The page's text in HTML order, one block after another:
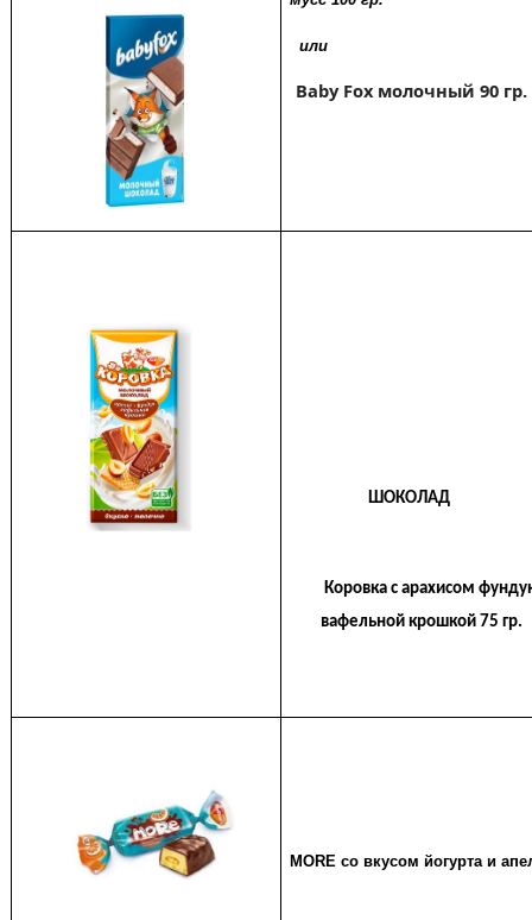
или
Baby Fox молочный 90 гр.
ШОКОЛАД
Коровка с арахисом
вафельной крошкой 75 гр.
MORE со вкусом йогурта и